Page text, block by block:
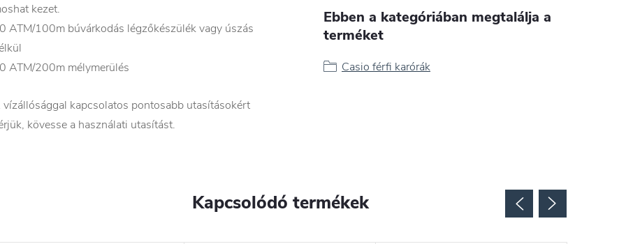
kezet.
ATM/100m búvárkodás légzőkészülék vagy úszás
ATM/200m mélymerülés
vízállósággal kapcsolatos pontosabb utasításokért
kövesse a használati utasítást.
Ebben a kategóriában megtalálja a
terméket
Casio férfi karórák
Kapcsolódó termékek